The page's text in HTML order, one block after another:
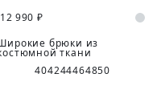
12 990 ₽
404244464850